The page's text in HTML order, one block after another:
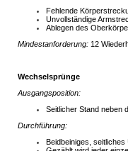
Fehlende
Unvollständige
Ablegen des
Mindestanforderung:12
Wechselsprünge
Ausgangsposition:
Seitlicher Stand neben
Durchführung:
Beidbeiniges,